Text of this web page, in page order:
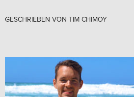
GESCHRIEBEN VON TIM CHIMOY